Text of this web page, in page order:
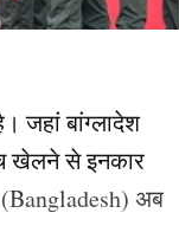
जहां बांग्लादेश
खेलने से इनकार
अब